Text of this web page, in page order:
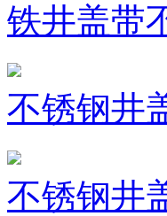
铁井盖带
不锈钢井
不锈钢井